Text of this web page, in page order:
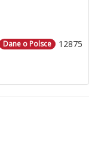
12875
Dane o Polsce